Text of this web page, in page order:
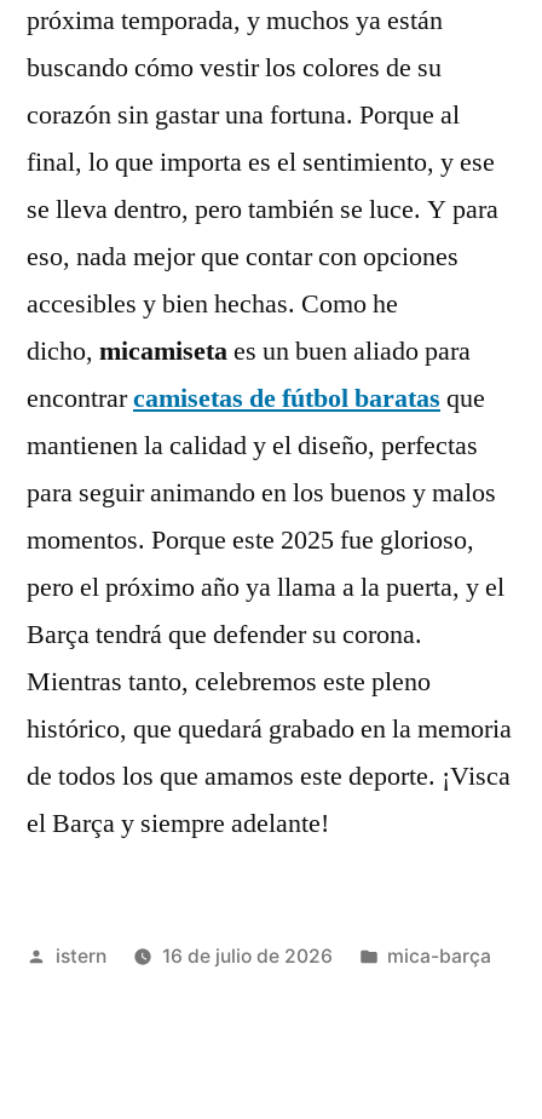
próxima temporada, y muchos ya están
buscando cómo vestir los colores de su
corazón sin gastar una fortuna. Porque al
final, lo que importa es el sentimiento, y ese
se lleva dentro, pero también se luce. Y para
eso, nada mejor que contar con opciones
accesibles y bien hechas. Como he
dicho, micamisetaes un buen aliado para
encontrarcamisetas de fútbol baratas que
mantienen la calidad y el diseño, perfectas
para seguir animando en los buenos y malos
momentos. Porque este 2025 fue glorioso,
pero el próximo año ya llama a la puerta, y el
Barça tendrá que defender su corona.
Mientras tanto, celebremos este pleno
histórico, que quedará grabado en la memoria
de todos los que amamos este deporte. ¡Visca
el Barça y siempre adelante!
Publicado
istern 16 de julio de 2026
Publicado
mica-barça